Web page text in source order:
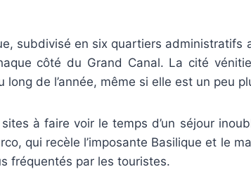
subdivisé en six quartiers administratifs
côté du Grand Canal. La cité
de l’année, même si elle est un peu
à faire voir le temps d’un séjour
qui recèle l’imposante Basilique et le
fréquentés par les touristes.